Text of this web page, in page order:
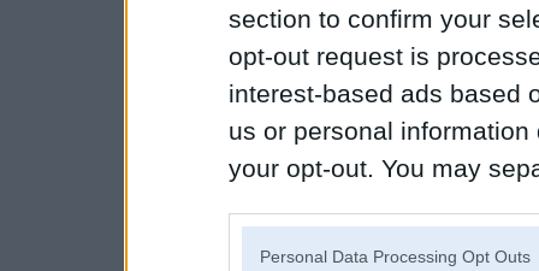
section to confirm your
opt-out request is
interest-based ads based
us or personal
your opt-out. You may
Personal Data Processing Opt Outs